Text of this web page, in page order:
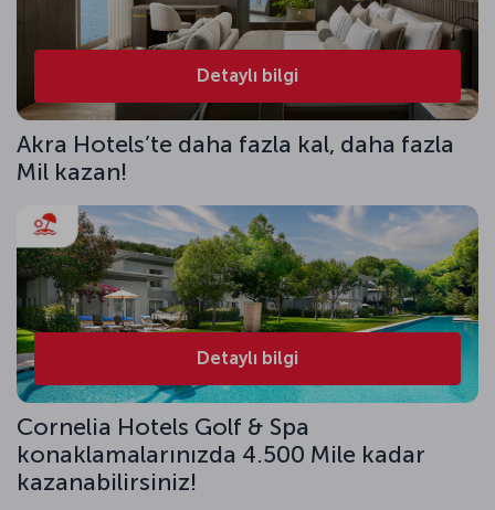
Detaylı bilgi
Akra Hotels’te daha fazla kal, daha fazla
Mil kazan!
Detaylı bilgi
Cornelia Hotels Golf & Spa
konaklamalarınızda 4.500 Mile kadar
kazanabilirsiniz!